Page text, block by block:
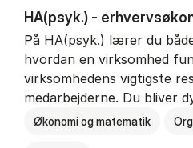
HA(psyk.) -
På HA(psyk.) lærer du
hvordan en virksomhed
virksomhedens vigtigste
medarbejderne. Du bliver
Økonomi og matematik